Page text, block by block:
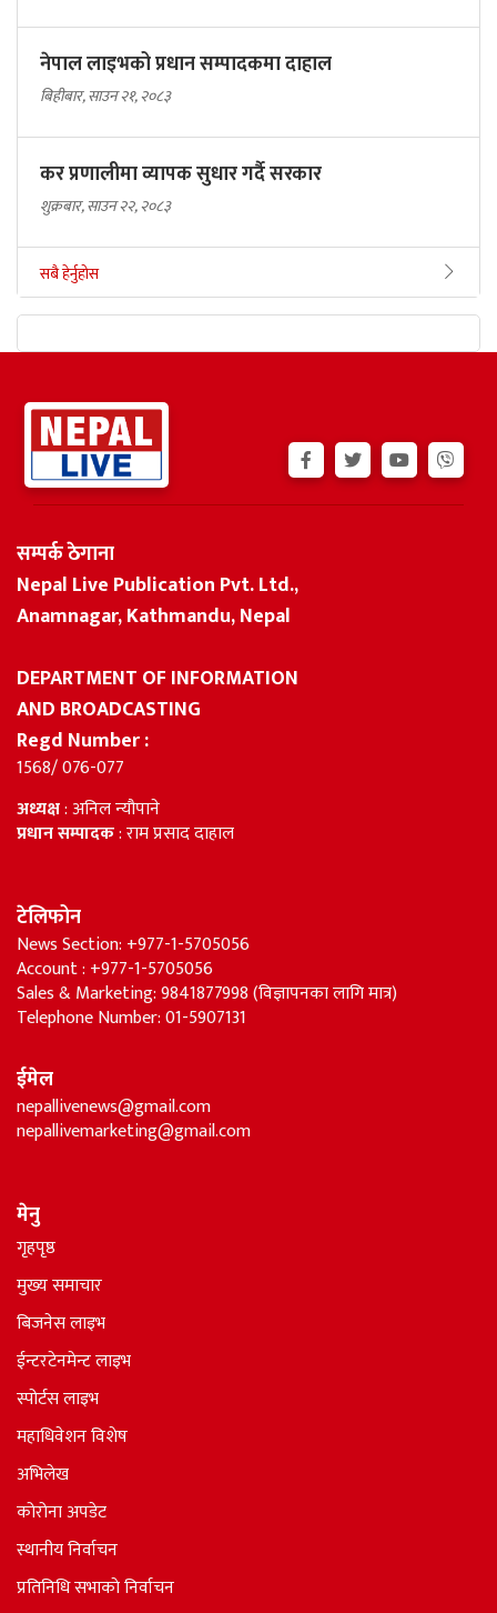
नेपाल लाइभको प्रधान सम्पादकमा दाहाल
बिहीबार, साउन २१, २०८३
कर प्रणालीमा व्यापक सुधार गर्दै सरकार
शुक्रबार, साउन २२, २०८३
सबै हेर्नुहोस
सम्पर्क ठेगाना
Nepal Live Publication Pvt. Ltd.,
Anamnagar, Kathmandu, Nepal
DEPARTMENT OF INFORMATION
AND BROADCASTING
Regd Number :
1568/ 076-077
अध्यक्ष: अनिल न्यौपाने
प्रधान सम्पादक: राम प्रसाद दाहाल
टेलिफोन
News Section: +977-1-5705056
Account : +977-1-5705056
Sales & Marketing: 9841877998 (विज्ञापनका लागि मात्र)
Telephone Number: 01-5907131
ईमेल
nepallivenews@gmail.com
nepallivemarketing@gmail.com
मेनु
गृहपृष्ठ
मुख्य समाचार
बिजनेस लाइभ
ईन्टरटेनमेन्ट लाइभ
स्पोर्टस लाइभ
महाधिवेशन विशेष
अभिलेख
कोरोना अपडेट
स्थानीय निर्वाचन
प्रतिनिधि सभाकाे निर्वाचन